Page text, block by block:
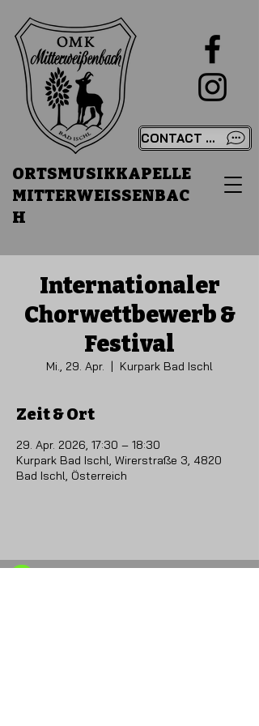
ORTSMUSIKKAPELLE
MITTERWEISSENBAC
H
CONTACT US
Internationaler
Chorwettbewerb &
Festival
Mi., 29. Apr.
  |
Kurpark Bad Ischl
Zeit & Ort
29. Apr. 2026, 17:30 – 18:30
Kurpark Bad Ischl, Wirerstraße 3, 4820
Bad Ischl, Österreich